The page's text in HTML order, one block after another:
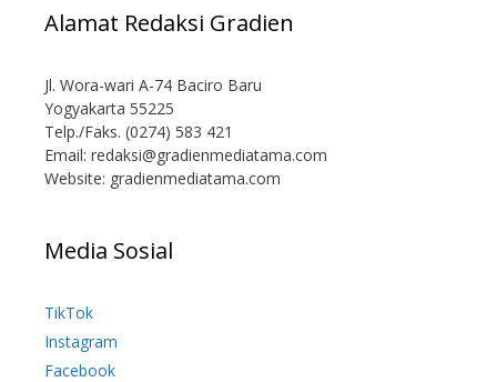
Alamat Redaksi Gradien
Jl. Wora-wari A-74 Baciro Baru
Yogyakarta 55225
Telp./Faks. (0274) 583 421
Email: redaksi@gradienmediatama.com
Website: gradienmediatama.com
Media Sosial
TikTok
Instagram
Facebook